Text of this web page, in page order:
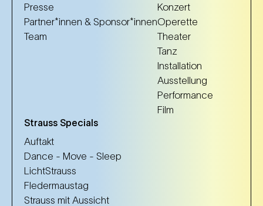
Presse
Partner*innen & Sponsor*innen
Team
Konzert
Operette
Theater
Tanz
Installation
Ausstellung
Performance
Film
Strauss Specials
Auftakt
Dance - Move - Sleep
LichtStrauss
Fledermaustag
Strauss mit Aussicht